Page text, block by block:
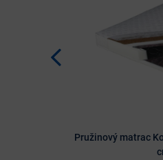
Pružinový matrac